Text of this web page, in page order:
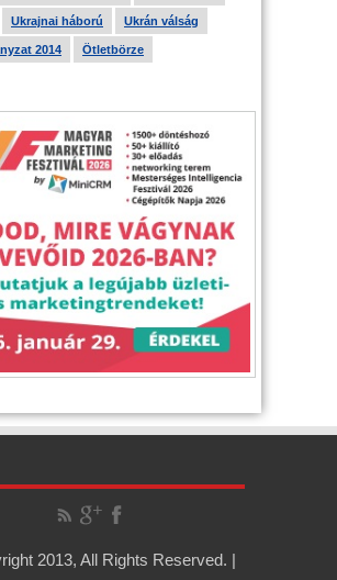
Ukrajnai háború Ukrán válság
2014 Ötletbörze
2013, All Rights Reserved. |